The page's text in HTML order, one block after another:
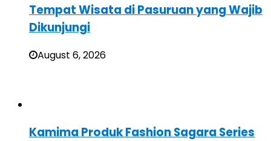
Tempat Wisata di Pasuruan yang Wajib
Dikunjungi
August 6, 2026
Kamima Produk Fashion Sagara Series